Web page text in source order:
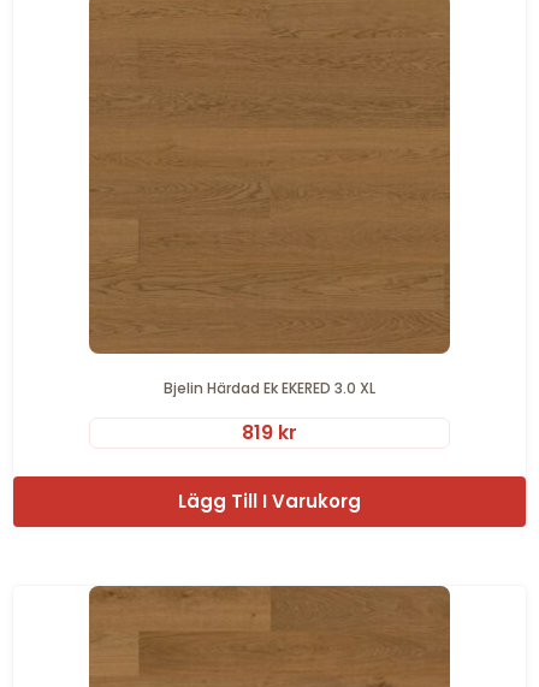
Bjelin Härdad Ek EKERED 3.0 XL
819 kr
Lägg Till I Varukorg